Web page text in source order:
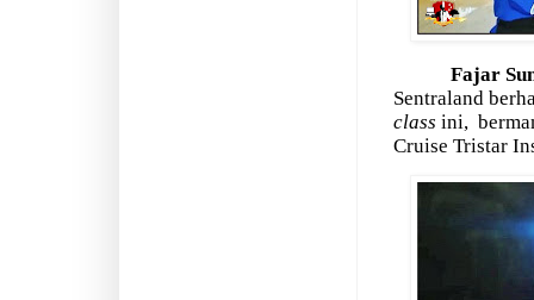
Fajar
Sentraland
class ini,
Cruise Tristar